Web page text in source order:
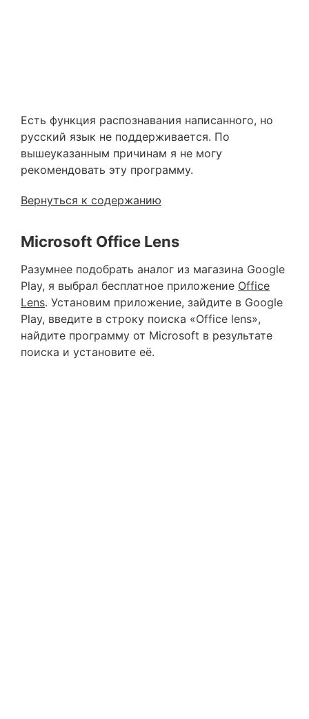
Есть функция распознавания написанного, но
русский язык не поддерживается. По
вышеуказанным причинам я не могу
рекомендовать эту программу.
Вернуться к содержанию
Microsoft Office Lens
Разумнее подобрать аналог из магазина Google
Play, я выбрал бесплатное приложение Office
Lens. Установим приложение, зайдите в Google
Play, введите в строку поиска «Office lens»,
найдите программу от Microsoft в результате
поиска и установите её.